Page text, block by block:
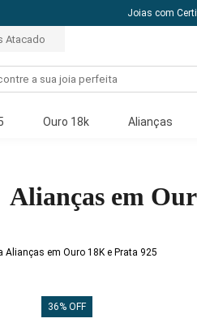
Joias com
Atacado
Ouro 18k Alianças
Alianças em
em Ouro 18K e Prata 925
36% OFF